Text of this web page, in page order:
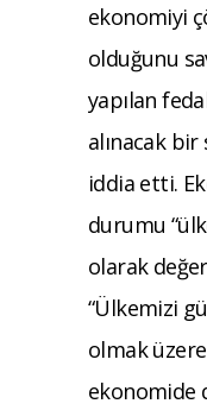
ekonomiyi
olduğunu
yapılan
alınacak
iddia etti.
durumu
olarak
“Ülkemizi
olmak
ekonomide